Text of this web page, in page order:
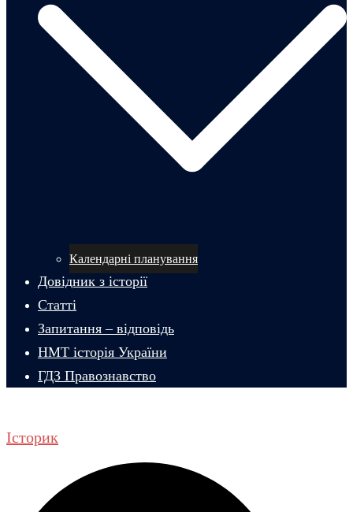
Календарні планування
Довідник з історії
Статті
Запитання – відповідь
НМТ історія України
ГДЗ Правознавство
Історик